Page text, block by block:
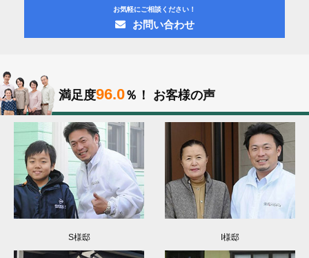
お気軽にご相談ください！
お問い合わせ
満足度96.0％！ お客様の声
S様邸 I様邸